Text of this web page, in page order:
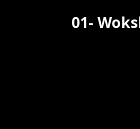
01-